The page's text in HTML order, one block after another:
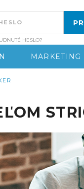
HESLO?
MARKETING